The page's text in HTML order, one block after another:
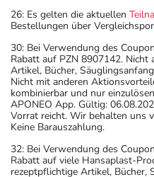
26: Es gelten die aktuellen
Bestellungen über
30: Bei Verwendung des
Rabatt auf PZN 8907142.
Artikel, Bücher,
Nicht mit anderen
kombinierbar und nur
APONEO App. Gültig:
Vorrat reicht. Wir behalten uns
Keine Barauszahlung.
32: Bei Verwendung des
Rabatt auf viele Hansaplast-
rezeptpflichtige Artikel, Bücher,